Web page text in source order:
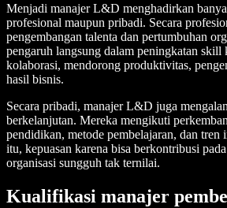
Menjadi manajer L&D menghadirkan
profesional maupun pribadi. Secara
pengembangan talenta dan pertumbuhan
pengaruh langsung dalam peningkatan skill
kolaborasi, mendorong produktivitas,
hasil bisnis.
Secara pribadi, manajer L&D juga
berkelanjutan. Mereka mengikuti
pendidikan, metode pembelajaran, dan tren
itu, kepuasan karena bisa berkontribusi
organisasi sungguh tak ternilai.
Kualifikasi manajer